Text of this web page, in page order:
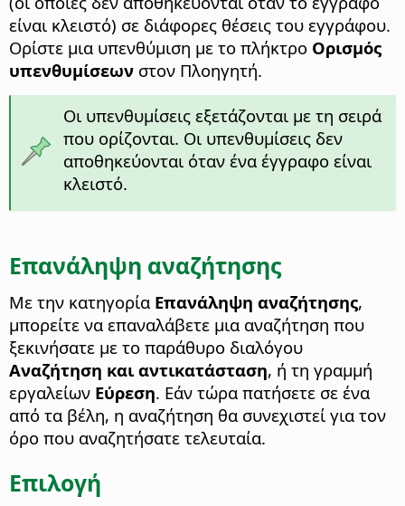
είναι κλειστό) σε διάφορες θέσεις του εγγράφου.
Ορίστε μια υπενθύμιση με το πλήκτρο Ορισμός
υπενθυμίσεων στον Πλοηγητή.
Οι υπενθυμίσεις εξετάζονται με τη σειρά
που ορίζονται. Οι υπενθυμίσεις δεν
αποθηκεύονται όταν ένα έγγραφο είναι
κλειστό.
Επανάληψη αναζήτησης
Με την κατηγορία Επανάληψη αναζήτησης,
μπορείτε να επαναλάβετε μια αναζήτηση που
ξεκινήσατε με το παράθυρο διαλόγου
Αναζήτηση και αντικατάσταση, ή τη γραμμή
εργαλείων Εύρεση. Εάν τώρα πατήσετε σε ένα
από τα βέλη, η αναζήτηση θα συνεχιστεί για τον
όρο που αναζητήσατε τελευταία.
Επιλογή